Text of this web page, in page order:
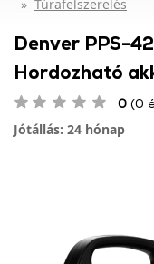
Túrafelszerelés
Denver PPS-
Hordozható
0 (0
Jótállás: 24 hónap